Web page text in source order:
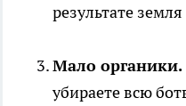
результате
Мало органики.
убираете всю